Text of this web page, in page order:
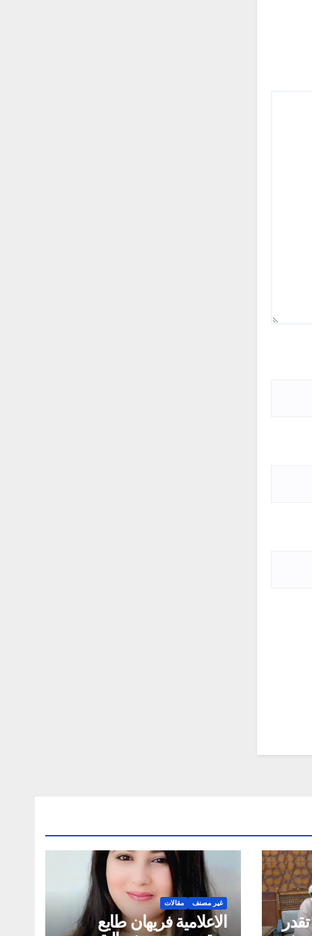
غير مصنف مقالات
الاعلامية فريهان طايع